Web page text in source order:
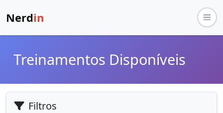
Nerdin
Treinamentos Disponíveis
Filtros